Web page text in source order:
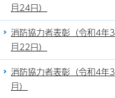
月24日）
消防協力者表彰（令和4年3
月22日）
消防協力者表彰（令和4年3
月）